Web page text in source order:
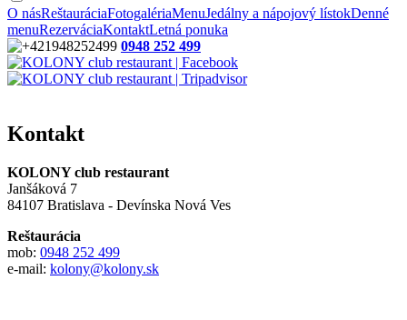
O násReštauráciaFotogalériaMenuJedálny a nápojový lístokDenné
menuRezerváciaKontaktLetná ponuka
0948 252 499
Kontakt
KOLONY club restaurant
Janšáková 7
84107 Bratislava - Devínska Nová Ves
Reštaurácia
mob: 0948 252 499
e-mail: kolony@kolony.sk